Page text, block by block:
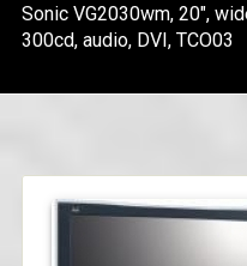
Sonic VG2030wm, 20",
300cd, audio, DVI, TCO03